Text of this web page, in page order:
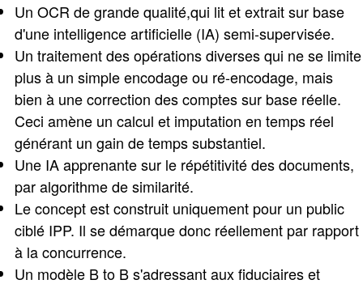
Un OCR de grande qualité,qui lit et extrait sur base
d'une intelligence artificielle (IA) semi-supervisée.
Un traitement des opérations diverses qui ne se limite
plus à un simple encodage ou ré-encodage, mais
bien à une correction des comptes sur base réelle.
Ceci amène un calcul et imputation en temps réel
générant un gain de temps substantiel.
Une IA apprenante sur le répétitivité des documents,
par algorithme de similarité.
Le concept est construit uniquement pour un public
ciblé IPP. Il se démarque donc réellement par rapport
à la concurrence.
Un modèle B to B s'adressant aux fiduciaires et